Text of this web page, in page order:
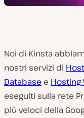
Noi di Kinsta
nostri servizi di
Database e Hosting
eseguiti sulla rete
più veloci della